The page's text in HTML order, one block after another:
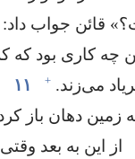
قائن جواب
چه کاری بود
می‌زند.‏ + ۱۱
زمین دهان باز
از این به بعد